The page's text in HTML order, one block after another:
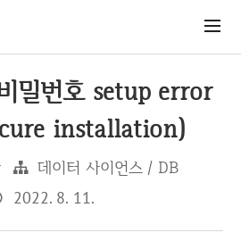
밀번호 setup error
installation)
데이터 사이언스 / DB
2022. 8. 11.